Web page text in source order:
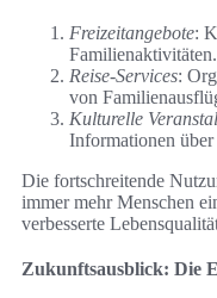
Freizeitangebote:
Familienaktivitäten.
Reise-Services:
von
Kulturelle
Informationen
Die fortschreitende
immer mehr Menschen
verbesserte
Zukunftsausblick: Die